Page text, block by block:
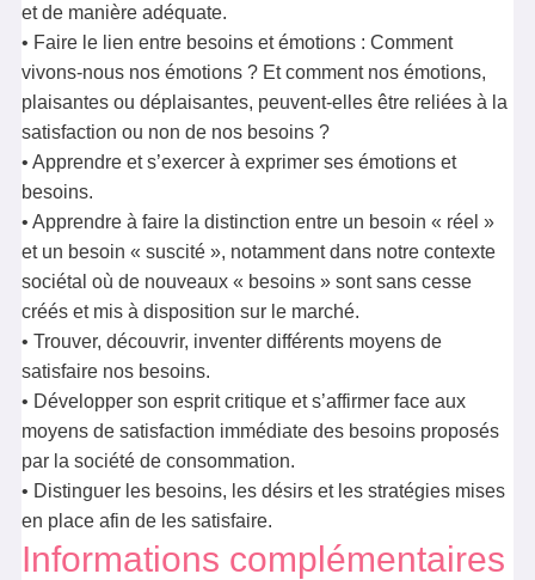
et de manière adéquate.
• Faire le lien entre besoins et émotions : Comment
vivons-nous nos émotions ? Et comment nos émotions,
plaisantes ou déplaisantes, peuvent-elles être reliées à la
satisfaction ou non de nos besoins ?
• Apprendre et s’exercer à exprimer ses émotions et
besoins.
• Apprendre à faire la distinction entre un besoin « réel »
et un besoin « suscité », notamment dans notre contexte
sociétal où de nouveaux « besoins » sont sans cesse
créés et mis à disposition sur le marché.
• Trouver, découvrir, inventer différents moyens de
satisfaire nos besoins.
• Développer son esprit critique et s’affirmer face aux
moyens de satisfaction immédiate des besoins proposés
par la société de consommation.
• Distinguer les besoins, les désirs et les stratégies mises
en place afin de les satisfaire.
Informations complémentaires